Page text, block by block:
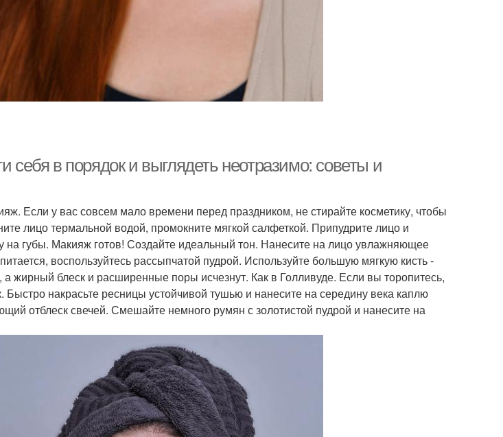
себя в порядок и выглядеть неотразимо: советы и
Если у вас совсем мало времени перед праздником, не стирайте косметику, чтобы
лицо термальной водой, промокните мягкой салфеткой. Припудрите лицо и
на губы. Макияж готов! Создайте идеальный тон. Нанесите на лицо увлажняющее
воспользуйтесь рассыпчатой пудрой. Используйте большую мягкую кисть -
жирный блеск и расширенные поры исчезнут. Как в Голливуде. Если вы торопитесь,
Быстро накрасьте ресницы устойчивой тушью и нанесите на середину века каплю
отблеск свечей. Смешайте немного румян с золотистой пудрой и нанесите на